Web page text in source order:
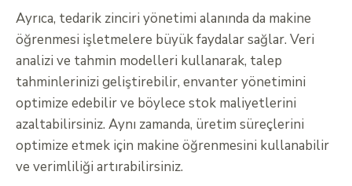
Ayrıca, tedarik zinciri yönetimi alanında da makine
öğrenmesi işletmelere büyük faydalar sağlar. Veri
analizi ve tahmin modelleri kullanarak, talep
tahminlerinizi geliştirebilir, envanter yönetimini
optimize edebilir ve böylece stok maliyetlerini
azaltabilirsiniz. Aynı zamanda, üretim süreçlerini
optimize etmek için makine öğrenmesini kullanabilir
ve verimliliği artırabilirsiniz.